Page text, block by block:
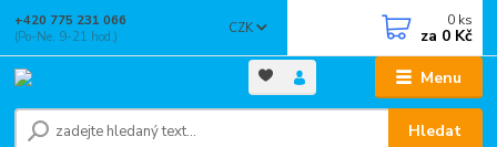
Menu
CZK
Hledat
+420 775 231 066
(Po-Ne, 9-21 hod.)
0 ks
za 0 Kč